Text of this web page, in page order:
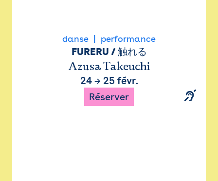
danse performance
FURERU / 触れる
Azusa Takeuchi
24→ 25 févr.
Réserver